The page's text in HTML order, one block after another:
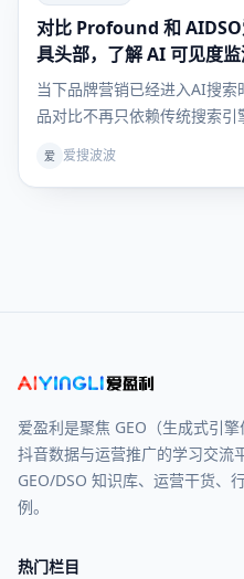
GEO知识
库
对比 Profound 和
具头部，了解 AI 可见度
当下品牌营销已经进入AI搜
品对比不再只依赖传统搜索
爱 爱搜波波
爱盈利是聚焦 GEO（生成式引擎
抖音数据与运营推广的学习交流
GEO/DSO 知识库、运营干货、
例。
热门栏目